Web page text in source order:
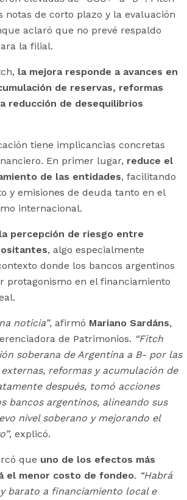
notas de corto plazo y la evaluación
aclaró que no prevé respaldo
la filial.
la mejora responde a avances en
de reservas, reformas
reducción de desequilibrios
tiene implicancias concretas
En primer lugar, reduce el
de las entidades, facilitando
y emisiones de deuda tanto en el
internacional.
percepción de riesgo entre
, algo especialmente
donde los bancos argentinos
protagonismo en el financiamiento
noticia”, afirmó Mariano Sardáns,
de Patrimonios. “Fitch
soberana de Argentina a B- por las
reformas y acumulación de
después, tomó acciones
bancos argentinos, alineando sus
nivel soberano y mejorando el
, explicó.
que uno de los efectos más
el menor costo de fondeo. “Habrá
barato a financiamiento local e